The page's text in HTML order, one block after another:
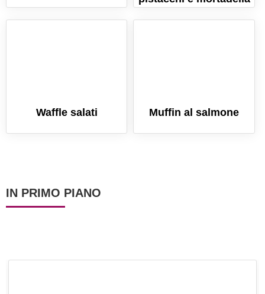
Waffle salati Muffin al salmone
IN PRIMO PIANO